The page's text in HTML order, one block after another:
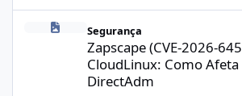
Segurança
Zapscape (CVE-2026-
CloudLinux: Como Afeta
DirectAdm